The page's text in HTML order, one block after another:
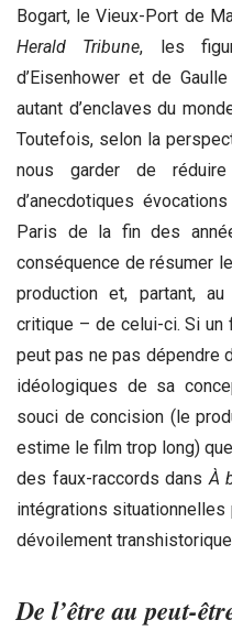
Bogart, le Vieux-Port de
Herald Tribune, les
d’Eisenhower et de
autant d’enclaves du
Toutefois, selon la
nous garder de
d’anecdotiques
Paris de la fin des
conséquence de résumer
production et, partant,
critique – de celui-ci. Si un
peut pas ne pas dépendre
idéologiques de sa
souci de concision (le
estime le film trop long)
des faux-raccords dansÀ
intégrations situationnelles
dévoilement
De l’être au peut-